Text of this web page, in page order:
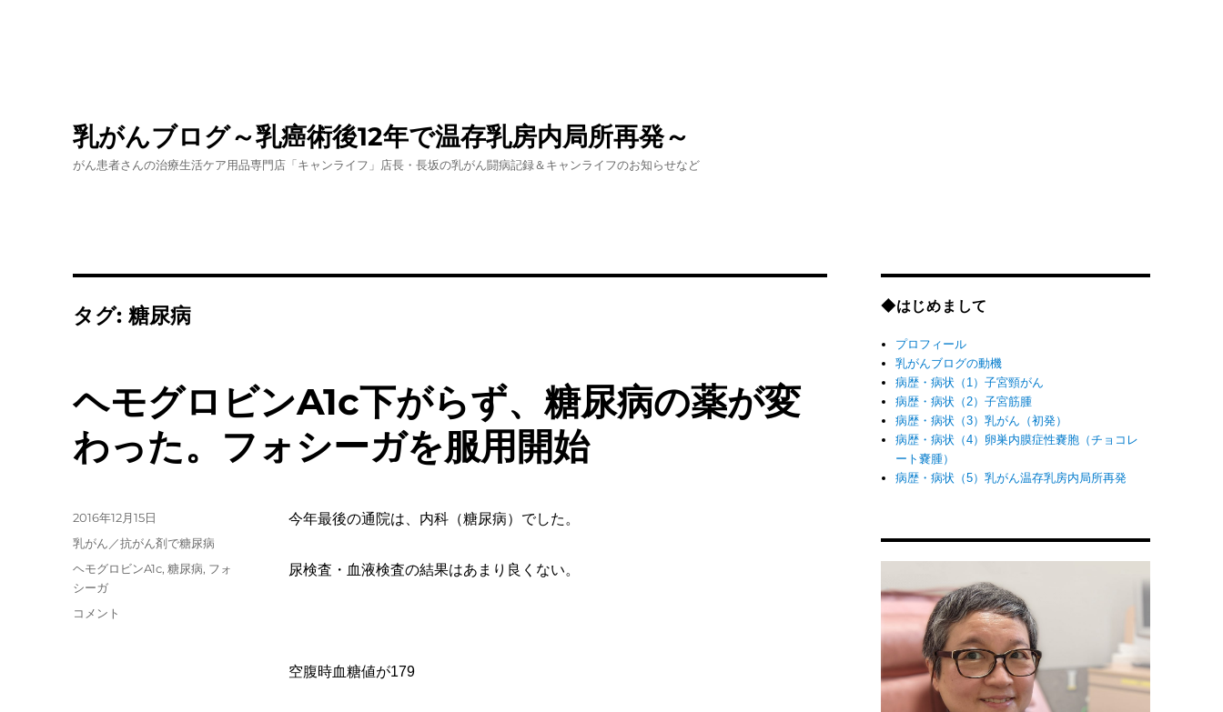
乳がんブログ～乳癌術後12年で温存乳房内局所再発～
がん患者さんの治療生活ケア用品専門店「キャンライフ」店長・長坂の乳がん闘病記録＆キャンライフのお知らせなど
タグ:糖尿病
ヘモグロビンA1c下がらず、糖尿病の薬が変
わった。フォシーガを服用開始
今年最後の通院は、内科（糖尿病）でした。
尿検査・血液検査の結果はあまり良くない。
空腹時血糖値が179
投
稿
2016年12月15日
カ
ー
乳がん／抗がん剤で糖尿病
タ
グ
ヘモグロビンA1c,糖尿病, フォ
シーガ
ヘ
コメント
◆はじめまして
プロフィール
乳がんブログの動機
病歴・病状（1）子宮頸がん
病歴・病状（2）子宮筋腫
病歴・病状（3）乳がん（初発）
病歴・病状（4）卵巣内膜症性嚢胞（チョコレ
ート嚢腫）
病歴・病状（5）乳がん温存乳房内局所再発